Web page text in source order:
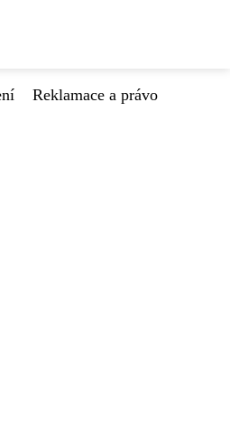
Reklamace a právo